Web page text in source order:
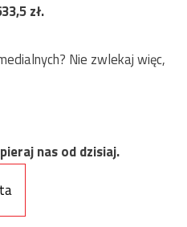
zł.
Nie zwlekaj więc,
nas od dzisiaj.